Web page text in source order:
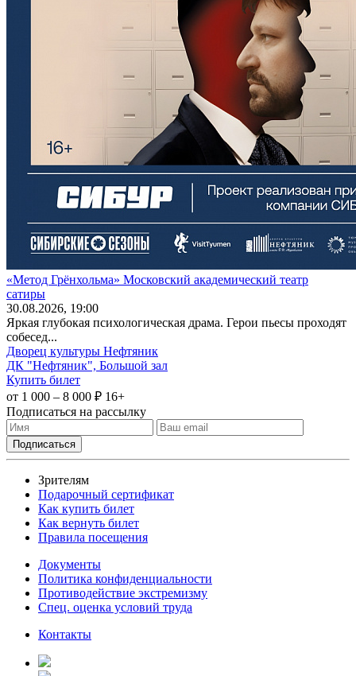
«Метод Грёнхольма» Московский академический театр
сатиры
30.08.2026, 19:00
Яркая глубокая психологическая драма. Герои пьесы проходят
собесед...
Дворец культуры Нефтяник
ДК "Нефтяник", Большой зал
Купить билет
от 1 000 – 8 000 ₽ 16+
Подписаться на рассылку
Зрителям
Подарочный сертификат
Как купить билет
Как вернуть билет
Правила посещения
Документы
Политика конфиденциальности
Противодействие экстремизму
Спец. оценка условий труда
Контакты